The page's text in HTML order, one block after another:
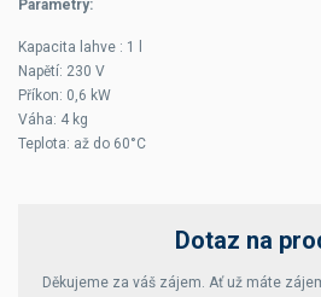
Parametry:
Kapacita lahve : 1 l
Napětí: 230 V
Příkon: 0,6 kW
Váha: 4 kg
Teplota: až do 60°C
Dotaz na
Děkujeme za váš zájem. Ať už máte